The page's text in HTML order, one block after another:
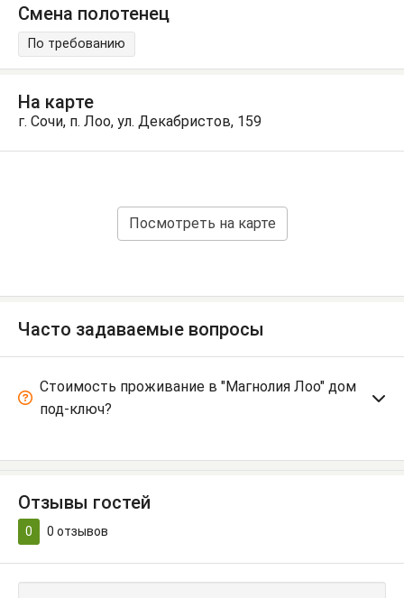
Смена полотенец
По требованию
На карте
г. Сочи, п. Лоо, ул. Декабристов, 159
Посмотреть на карте
Часто задаваемые вопросы
Стоимость проживание в "Магнолия Лоо" дом
под-ключ?
Отзывы гостей
0 0 отзывов